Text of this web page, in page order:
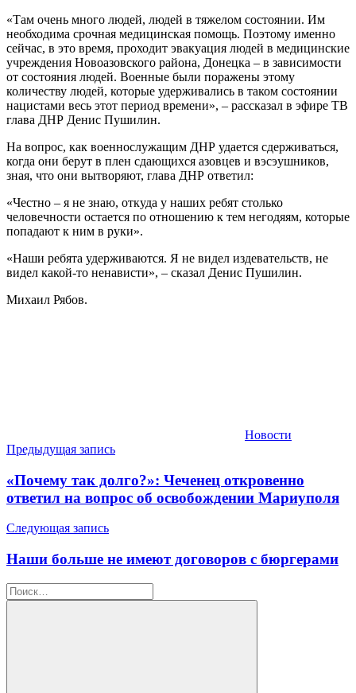
«Там очень много людей, людей в тяжелом состоянии. Им
необходима срочная медицинская помощь. Поэтому именно
сейчас, в это время, проходит эвакуация людей в медицинские
учреждения Новоазовского района, Донецка – в зависимости
от состояния людей. Военные были поражены этому
количеству людей, которые удерживались в таком состоянии
нацистами весь этот период времени», – рассказал в эфире ТВ
глава ДНР Денис Пушилин.
На вопрос, как военнослужащим ДНР удается сдерживаться,
когда они берут в плен сдающихся азовцев и вэсэушников,
зная, что они вытворяют, глава ДНР ответил:
«Честно – я не знаю, откуда у наших ребят столько
человечности остается по отношению к тем негодяям, которые
попадают к ним в руки».
«Наши ребята удерживаются. Я не видел издевательств, не
видел какой-то ненависти», – сказал Денис Пушилин.
Михаил Рябов.
Новости
Навигация
по
записям
Предыдущая запись
«Почему так долго?»: Чеченец откровенно
ответил на вопрос об освобождении Мариуполя
Следующая запись
Наши больше не имеют договоров с бюргерами
Найти: